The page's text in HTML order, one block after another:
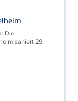
Die
saniert 29